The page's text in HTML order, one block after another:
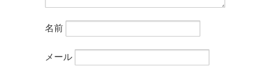
名前
メール